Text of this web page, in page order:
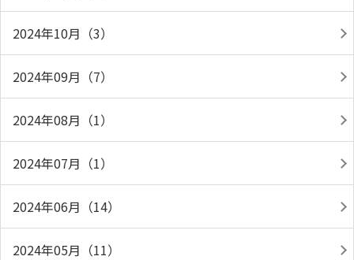
2024年10月（3）
2024年09月（7）
2024年08月（1）
2024年07月（1）
2024年06月（14）
2024年05月（11）